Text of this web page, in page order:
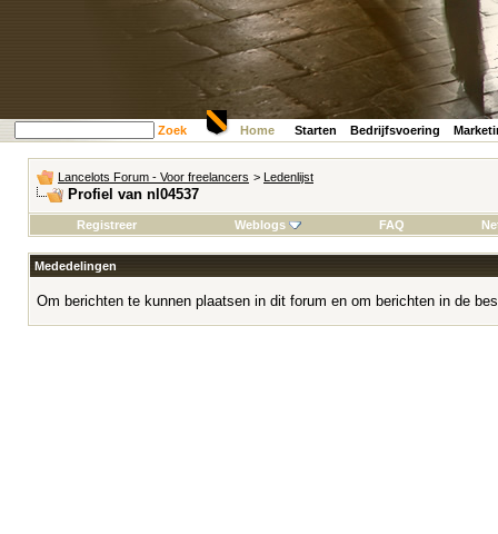
Zoek Home Starten Bedrijfsvoering
Lancelots Forum - Voor freelancers > Ledenlijst
Profiel van nl04537
Registreer Weblogs FAQ
Mededelingen
Om berichten te kunnen plaatsen in dit forum en om berichten in de